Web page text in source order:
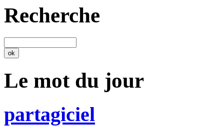
Recherche
Le mot du jour
partagiciel